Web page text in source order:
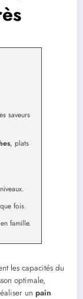
saveurs
, plats
fois.
famille.
les capacités du
optimale,
un pain